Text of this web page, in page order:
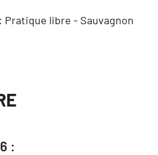
: Pratique libre - Sauvagnon
: